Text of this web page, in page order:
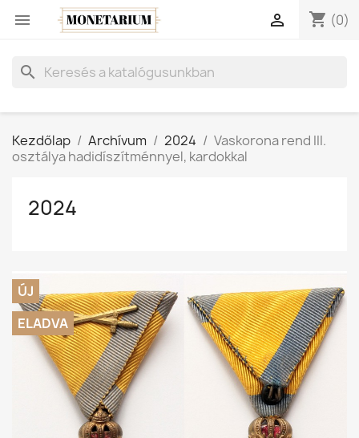
 shopping_cart (0)

search
Kezdőlap Archívum 2024
Vaskorona rend III.
osztálya hadidíszítménnyel, kardokkal
2024
ÚJ
ELADVA